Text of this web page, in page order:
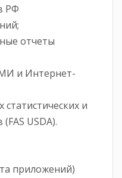
РФ
отчеты
и Интернет-
и
USDA).
приложений)